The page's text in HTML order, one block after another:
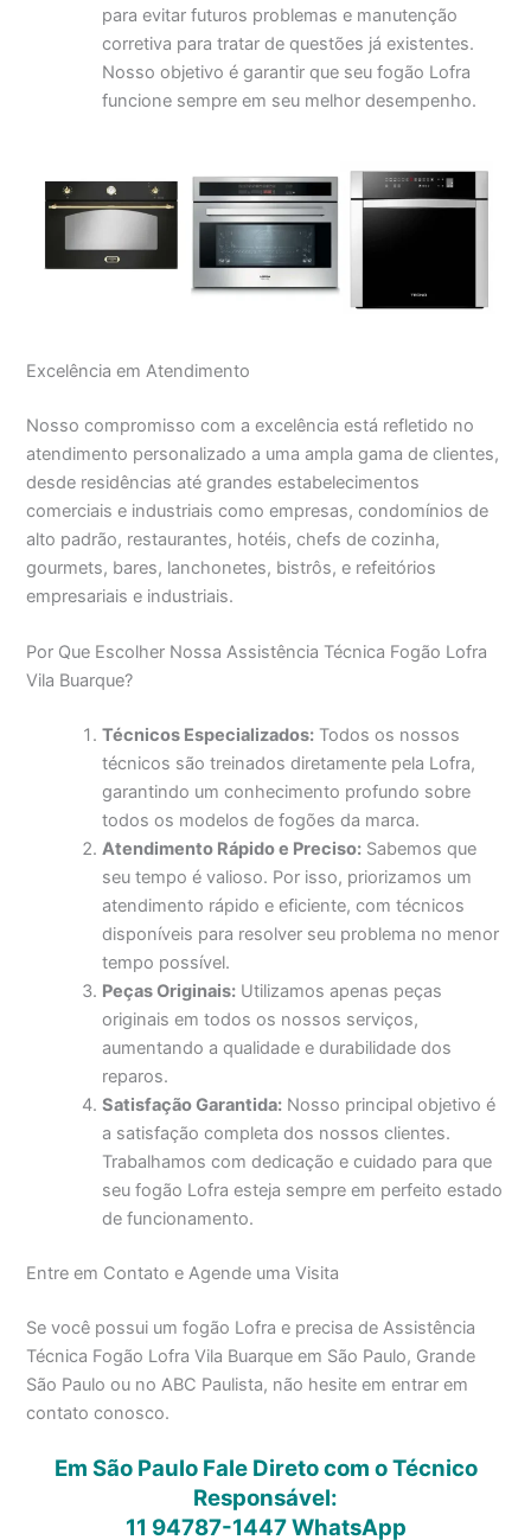
para evitar futuros problemas e manutenção
corretiva para tratar de questões já existentes.
Nosso objetivo é garantir que seu fogão Lofra
funcione sempre em seu melhor desempenho.
Excelência em Atendimento
Nosso compromisso com a excelência está refletido no
atendimento personalizado a uma ampla gama de clientes,
desde residências até grandes estabelecimentos
comerciais e industriais como empresas, condomínios de
alto padrão, restaurantes, hotéis, chefs de cozinha,
gourmets, bares, lanchonetes, bistrôs, e refeitórios
empresariais e industriais.
Por Que Escolher Nossa Assistência Técnica Fogão Lofra
Vila Buarque?
Técnicos Especializados: Todos os nossos
técnicos são treinados diretamente pela Lofra,
garantindo um conhecimento profundo sobre
todos os modelos de fogões da marca.
Atendimento Rápido e Preciso: Sabemos que
seu tempo é valioso. Por isso, priorizamos um
atendimento rápido e eficiente, com técnicos
disponíveis para resolver seu problema no menor
tempo possível.
Peças Originais: Utilizamos apenas peças
originais em todos os nossos serviços,
aumentando a qualidade e durabilidade dos
reparos.
Satisfação Garantida: Nosso principal objetivo é
a satisfação completa dos nossos clientes.
Trabalhamos com dedicação e cuidado para que
seu fogão Lofra esteja sempre em perfeito estado
de funcionamento.
Entre em Contato e Agende uma Visita
Se você possui um fogão Lofra e precisa de Assistência
Técnica Fogão Lofra Vila Buarque em São Paulo, Grande
São Paulo ou no ABC Paulista, não hesite em entrar em
contato conosco.
Em São Paulo Fale Direto com o Técnico
Responsável:
11 94787-1447WhatsApp